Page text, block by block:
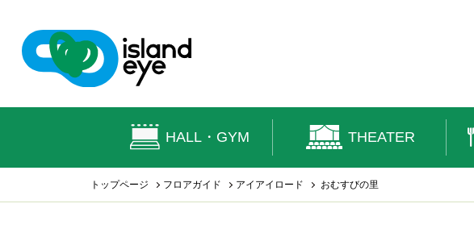
HALL・GYM THEATER
トップページ フロアガイド アイアイロード おむすびの里